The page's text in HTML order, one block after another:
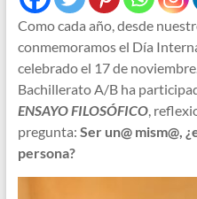
Como cada año, desde
conmemoramos el Día
celebrado el 17 de
Bachillerato A/B ha
ENSAYO FILOSÓFICO,
pregunta: Ser un@ mism@,
persona?